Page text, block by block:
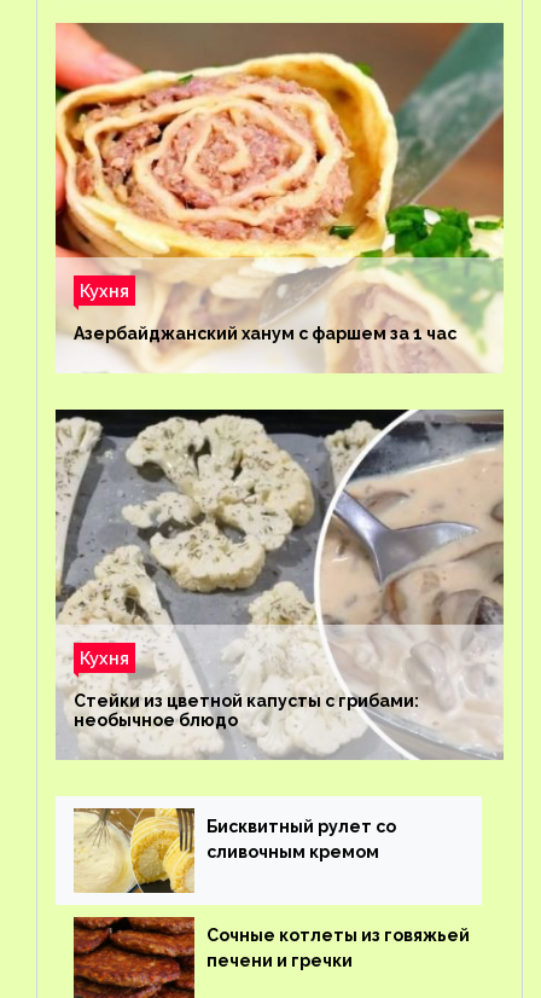
Кухня
Азербайджанский ханум с фаршем за 1 час
Кухня
Стейки из цветной капусты с грибами:
необычное блюдо
Бисквитный рулет со
сливочным кремом
Сочные котлеты из говяжьей
печени и гречки